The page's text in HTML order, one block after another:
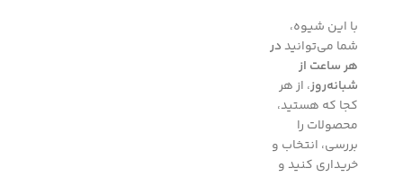
با این شیوه،
شما می‌توانیددر
هر ساعت از
شبانه‌روز، از هر
کجا که هستید،
محصولات را
بررسی، انتخاب و
خریداری کنید و